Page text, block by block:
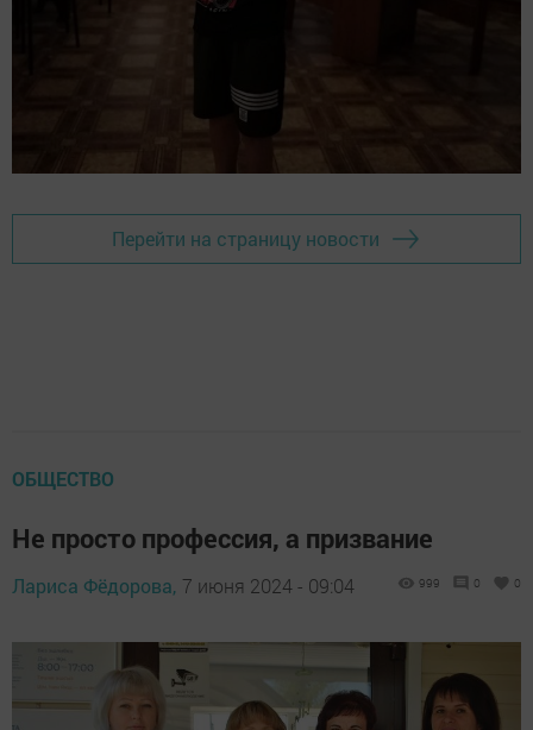
Перейти на страницу новости
ОБЩЕСТВО
Не просто профессия, а призвание
Лариса Фёдорова, 7 июня 2024 - 09:04 999 0 0